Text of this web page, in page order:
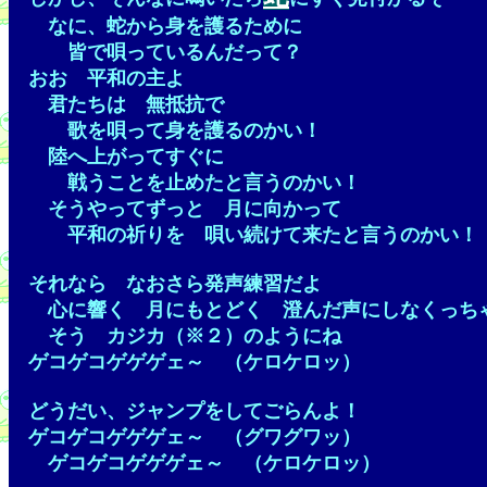
なに、蛇から身を護るために
皆で唄っているんだって？
おお 平和の主よ
君たちは 無抵抗で
歌を唄って身を護るのかい！
陸へ上がってすぐに
戦うことを止めたと言うのかい！
そうやってずっと 月に向かって
平和の祈りを 唄い続けて来たと言うのかい！
それなら なおさら発声練習だよ
心に響く 月にもとどく 澄んだ声にしなくっち
そう カジカ（※２）のようにね
ゲコゲコゲゲゲェ～ （ケロケロッ）
どうだい、ジャンプをしてごらんよ！
ゲコゲコゲゲゲェ～ （グワグワッ）
ゲコゲコゲゲゲェ～ （ケロケロッ）